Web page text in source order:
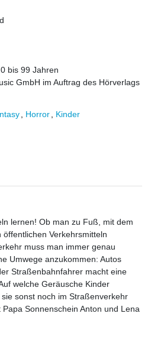
bis 99 Jahren
GmbH im Auftrag des Hörverlags
Horror Kinder
lernen! Ob man zu Fuß, mit dem
Verkehrsmitteln
muss man immer genau
Umwege anzukommen: Autos
Straßenbahnfahrer macht eine
welche Geräusche Kinder
sonst noch im Straßenverkehr
Sonnenschein Anton und Lena